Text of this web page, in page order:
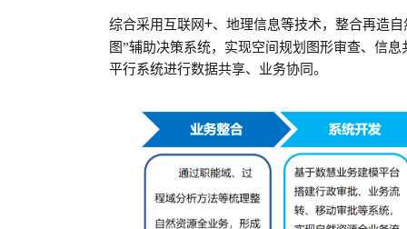
综合采用互联网+、地理信息等技术，整合再造
图”辅助决策系统，实现空间规划图形审查、信
平行系统进行数据共享、业务协同。